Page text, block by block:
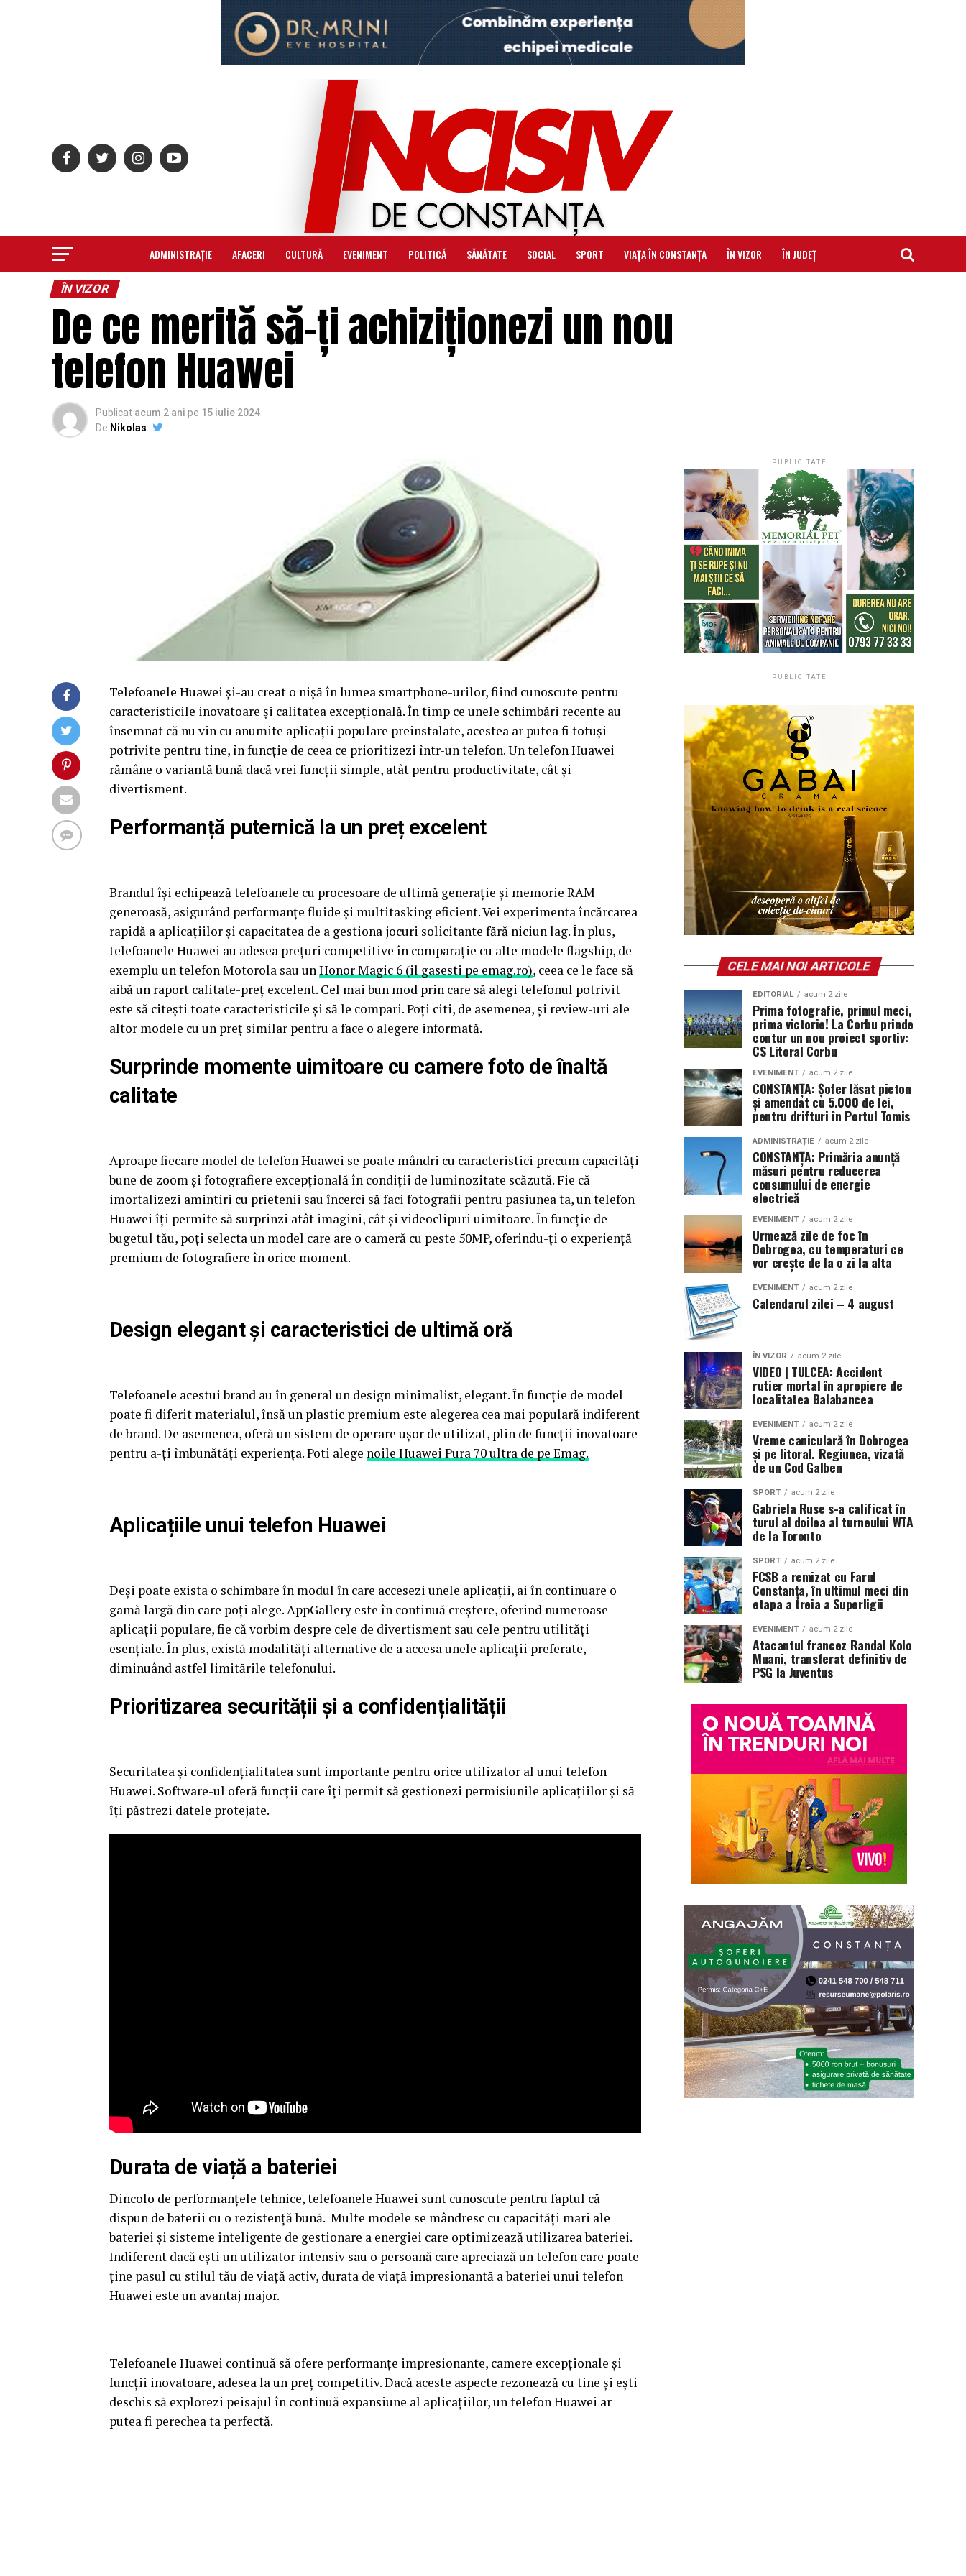
ADMINISTRAȚIE AFACERI CULTURĂ EVENIMENT POLITICĂ SĂNĂTATE SOCIAL SPORT VIAȚA ÎN CONSTANȚA ÎN VIZOR ÎN JUDEȚ
ÎN VIZOR
De ce merită să-ți achiziționezi un nou
telefon Huawei
Publicat acum 2 ani pe 15 iulie 2024
De Nikolas
Telefoanele Huawei și-au creat o nișă în lumea smartphone-urilor, fiind cunoscute pentru
caracteristicile inovatoare și calitatea excepțională. În timp ce unele schimbări recente au
însemnat că nu vin cu anumite aplicații populare preinstalate, acestea ar putea fi totuși
potrivite pentru tine, în funcție de ceea ce prioritizezi într-un telefon. Un telefon Huawei
rămâne o variantă bună dacă vrei funcții simple, atât pentru productivitate, cât și
divertisment.
Performanță puternică la un preț excelent
Brandul își echipează telefoanele cu procesoare de ultimă generație și memorie RAM
generoasă, asigurând performanțe fluide și multitasking eficient. Vei experimenta încărcarea
rapidă a aplicațiilor și capacitatea de a gestiona jocuri solicitante fără niciun lag. În plus,
telefoanele Huawei au adesea prețuri competitive în comparație cu alte modele flagship, de
exemplu un telefon Motorola sau unHonor Magic 6 (il gasesti pe emag.ro), ceea ce le face să
aibă un raport calitate-preț excelent. Cel mai bun mod prin care să alegi telefonul potrivit
este să citești toate caracteristicile și să le compari. Poți citi, de asemenea, și review-uri ale
altor modele cu un preț similar pentru a face o alegere informată.
Surprinde momente uimitoare cu camere foto de înaltă
calitate
Aproape fiecare model de telefon Huawei se poate mândri cu caracteristici precum capacități
bune de zoom și fotografiere excepțională în condiții de luminozitate scăzută. Fie că
imortalizezi amintiri cu prietenii sau încerci să faci fotografii pentru pasiunea ta, un telefon
Huawei îți permite să surprinzi atât imagini, cât și videoclipuri uimitoare. În funcție de
bugetul tău, poți selecta un model care are o cameră cu peste 50MP, oferindu-ți o experiență
premium de fotografiere în orice moment.
Design elegant și caracteristici de ultimă oră
Telefoanele acestui brand au în general un design minimalist, elegant. În funcție de model
poate fi diferit materialul, însă un plastic premium este alegerea cea mai populară indiferent
de brand. De asemenea, oferă un sistem de operare ușor de utilizat, plin de funcții inovatoare
pentru a-ți îmbunătăți experiența. Poti alege noile Huawei Pura 70 ultra de pe Emag.
Aplicațiile unui telefon Huawei
Deși poate exista o schimbare în modul în care accesezi unele aplicații, ai în continuare o
gamă largă din care poți alege. AppGallery este în continuă creștere, oferind numeroase
aplicații populare, fie că vorbim despre cele de divertisment sau cele pentru utilități
esențiale. În plus, există modalități alternative de a accesa unele aplicații preferate,
diminuând astfel limitările telefonului.
Prioritizarea securității și a confidențialității
Securitatea și confidențialitatea sunt importante pentru orice utilizator al unui telefon
Huawei. Software-ul oferă funcții care îți permit să gestionezi permisiunile aplicațiilor și să
îți păstrezi datele protejate.
Durata de viață a bateriei
Dincolo de performanțele tehnice, telefoanele Huawei sunt cunoscute pentru faptul că
dispun de baterii cu o rezistență bună. Multe modele se mândresc cu capacități mari ale
bateriei și sisteme inteligente de gestionare a energiei care optimizează utilizarea bateriei.
Indiferent dacă ești un utilizator intensiv sau o persoană care apreciază un telefon care poate
ține pasul cu stilul tău de viață activ, durata de viață impresionantă a bateriei unui telefon
Huawei este un avantaj major.
Telefoanele Huawei continuă să ofere performanțe impresionante, camere excepționale și
funcții inovatoare, adesea la un preț competitiv. Dacă aceste aspecte rezonează cu tine și ești
deschis să explorezi peisajul în continuă expansiune al aplicațiilor, un telefon Huawei ar
putea fi perechea ta perfectă.
PUBLICITATE
PUBLICITATE
CELE MAI NOI ARTICOLE
EDITORIAL acum 2 zile
Prima fotografie, primul meci,
prima victorie! La Corbu prinde
contur un nou proiect sportiv:
CS Litoral Corbu
EVENIMENT acum 2 zile
CONSTANȚA: Șofer lăsat pieton
și amendat cu 5.000 de lei,
pentru drifturi în Portul Tomis
ADMINISTRAȚIE acum 2 zile
CONSTANȚA: Primăria anunță
măsuri pentru reducerea
consumului de energie
electrică
EVENIMENT acum 2 zile
Urmează zile de foc în
Dobrogea, cu temperaturi ce
vor crește de la o zi la alta
EVENIMENT acum 2 zile
Calendarul zilei – 4 august
ÎN VIZOR acum 2 zile
VIDEO | TULCEA: Accident
rutier mortal în apropiere de
localitatea Balabancea
EVENIMENT acum 2 zile
Vreme caniculară în Dobrogea
și pe litoral. Regiunea, vizată
de un Cod Galben
SPORT acum 2 zile
Gabriela Ruse s-a calificat în
turul al doilea al turneului WTA
de la Toronto
SPORT acum 2 zile
FCSB a remizat cu Farul
Constanța, în ultimul meci din
etapa a treia a Superligii
EVENIMENT acum 2 zile
Atacantul francez Randal Kolo
Muani, transferat definitiv de
PSG la Juventus